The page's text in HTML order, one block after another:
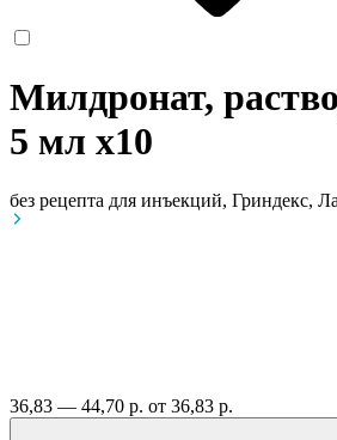
Милдронат,
5 мл x10
без рецепта для инъекций, Гриндекс,
36,83 — 44,70 р. от 36,83 р.